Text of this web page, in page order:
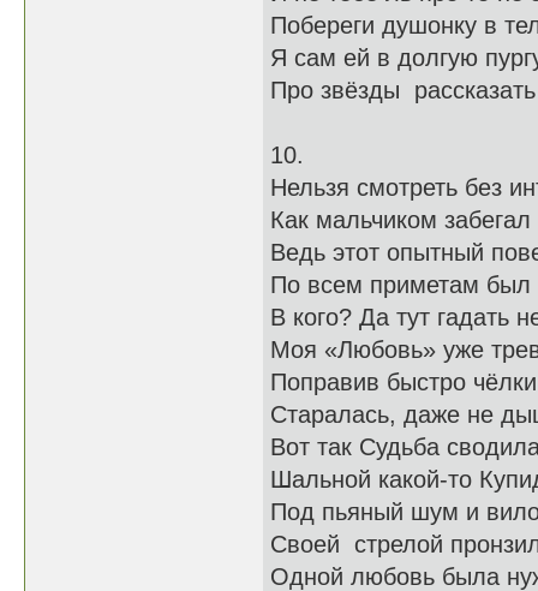
Побереги душонку в
Я сам ей в долгую
Про звёзды
10.
Нельзя смотреть без
Как мальчиком
Ведь этот опытный
По всем приметам
В кого? Да тут гадать
Моя «Любовь» уже
Поправив быстро
Старалась, даже не
Вот так Судьба
Шальной какой-то
Под пьяный шум и
Своей стрелой
Одной любовь была